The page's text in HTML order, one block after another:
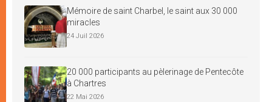
Mémoire de saint Charbel, le saint aux 30 000
miracles
24 Juil 2026
20 000 participants au pèlerinage de Pentecôte
à Chartres
22 Mai 2026